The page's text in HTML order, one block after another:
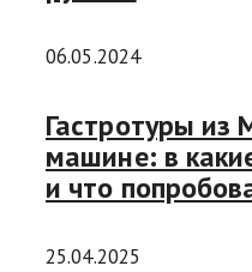
06.05.2024
Гастротуры из
машине: в
и что
25.04.2025